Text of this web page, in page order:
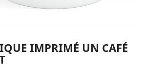
IMPRIMÉ UN CAFÉ